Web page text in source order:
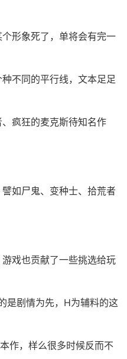
形象死了，单将会有完一
不同的平行线，文本足足
疯狂的麦克斯待知名作
如尸鬼、变种士、拾荒者
戏也贡献了一些挑选给玩
是剧情为先，H为辅料的这
作，样么很多时候反而不